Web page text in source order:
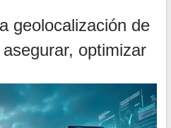
geolocalización de
optimizar